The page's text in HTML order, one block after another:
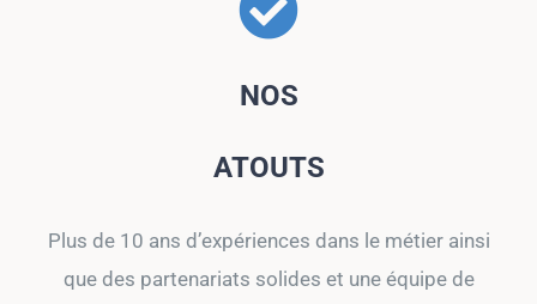
NOS
ATOUTS
Plus de 10 ans d’expériences dans le métier ainsi
que des partenariats solides et une équipe de